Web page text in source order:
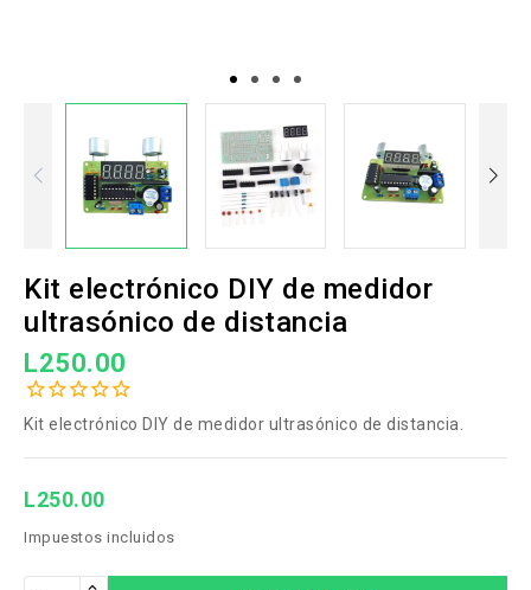
Kit electrónico DIY de medidor
ultrasónico de distancia
L250.00
Kit electrónico DIY de medidor ultrasónico de distancia.
L250.00
Impuestos incluidos